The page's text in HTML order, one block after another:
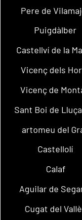
Pere de
Puigdàlber
Castellví de la
Vicenç dels
Vicenç de
Sant Boi de
artomeu del
Castellolí
Calaf
Aguilar de
Cugat del